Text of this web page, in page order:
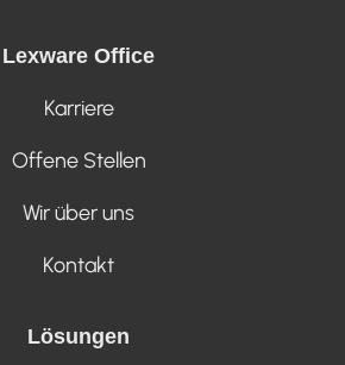
Lexware Office
Karriere
Offene Stellen
Wir über uns
Kontakt
Lösungen